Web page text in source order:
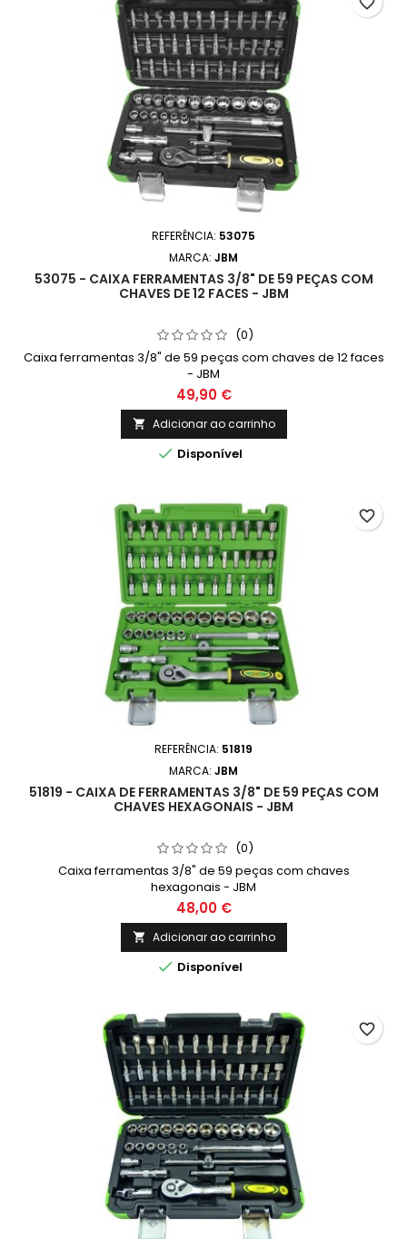
REFERÊNCIA: 53075
MARCA: JBM
53075 - CAIXA FERRAMENTAS 3/8" DE 59 PEÇAS COM
CHAVES DE 12 FACES - JBM
(0)
Caixa ferramentas 3/8" de 59 peças com chaves de 12 faces
- JBM
49,90 €
 Adicionar ao carrinho
 Disponível
REFERÊNCIA: 51819
MARCA: JBM
51819 - CAIXA DE FERRAMENTAS 3/8" DE 59 PEÇAS COM
CHAVES HEXAGONAIS - JBM
(0)
Caixa ferramentas 3/8" de 59 peças com chaves
hexagonais - JBM
48,00 €
 Adicionar ao carrinho
 Disponível
favorite_border
favorite_border